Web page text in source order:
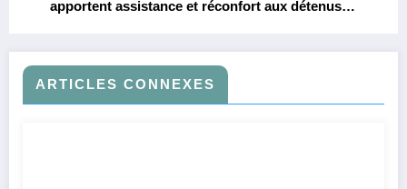
apportent assistance et réconfort aux détenus
ARTICLES CONNEXES